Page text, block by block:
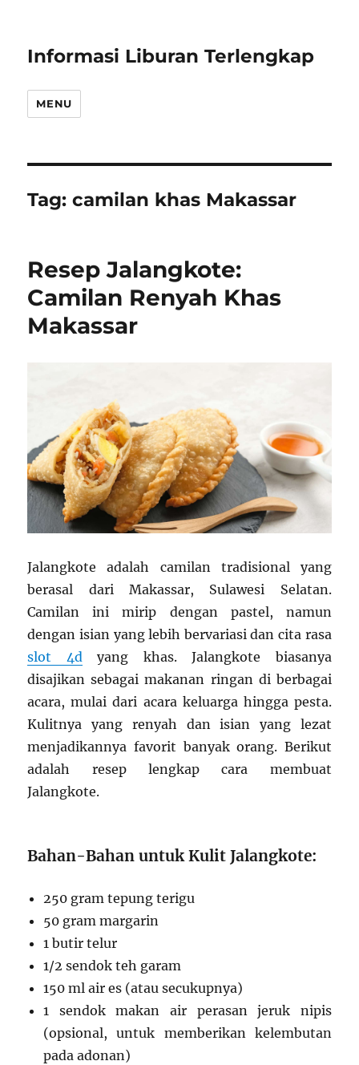
Informasi Liburan Terlengkap
MENU
Tag:camilan khas Makassar
Resep Jalangkote:
Camilan Renyah Khas
Makassar
Jalangkote adalah camilan tradisional yang
berasal dari Makassar, Sulawesi Selatan.
Camilan ini mirip dengan pastel, namun
dengan isian yang lebih bervariasi dan cita rasa
slot 4dyang khas. Jalangkote biasanya
disajikan sebagai makanan ringan di berbagai
acara, mulai dari acara keluarga hingga pesta.
Kulitnya yang renyah dan isian yang lezat
menjadikannya favorit banyak orang. Berikut
adalah resep lengkap cara membuat
Jalangkote.
Bahan-Bahan untuk Kulit Jalangkote:
250 gram tepung terigu
50 gram margarin
1 butir telur
1/2 sendok teh garam
150 ml air es (atau secukupnya)
1 sendok makan air perasan jeruk nipis
(opsional, untuk memberikan kelembutan
pada adonan)